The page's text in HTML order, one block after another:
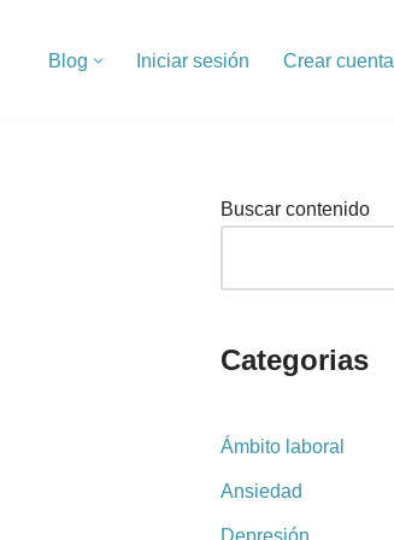
Blog Iniciar sesión Crear cuenta
Buscar contenido
Categorias
Ámbito laboral
Ansiedad
Depresión